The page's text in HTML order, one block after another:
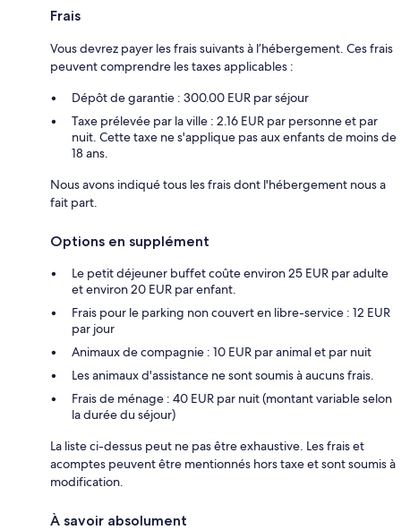
Frais
Vous devrez payer les frais suivants à l’hébergement. Ces frais
peuvent comprendre les taxes applicables :
Dépôt de garantie : 300.00 EUR par séjour
Taxe prélevée par la ville : 2.16 EUR par personne et par
nuit. Cette taxe ne s'applique pas aux enfants de moins de
18 ans.
Nous avons indiqué tous les frais dont l'hébergement nous a
fait part.
Options en supplément
Le petit déjeuner buffet coûte environ 25 EUR par adulte
et environ 20 EUR par enfant.
Frais pour le parking non couvert en libre-service : 12 EUR
par jour
Animaux de compagnie : 10 EUR par animal et par nuit
Les animaux d'assistance ne sont soumis à aucuns frais.
Frais de ménage : 40 EUR par nuit (montant variable selon
la durée du séjour)
La liste ci-dessus peut ne pas être exhaustive. Les frais et
acomptes peuvent être mentionnés hors taxe et sont soumis à
modification.
À savoir absolument